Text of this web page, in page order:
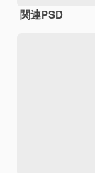
関連PSD